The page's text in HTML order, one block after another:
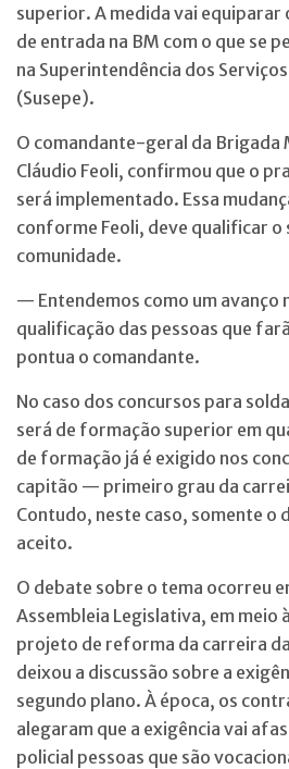
superior. A medida vai equiparar
de entrada na BM com o que se
na Superintendência dos
(Susepe).
O comandante-geral da Brigada
Cláudio Feoli, confirmou que o
será implementado. Essa
conforme Feoli, deve qualificar
comunidade.
— Entendemos como um avanço
qualificação das pessoas que
pontua o comandante.
No caso dos concursos para
será de formação superior em
de formação já é exigido nos
capitão — primeiro grau da
Contudo, neste caso, somente o
aceito.
O debate sobre o tema ocorreu
Assembleia Legislativa, em meio
projeto de reforma da carreira
deixou a discussão sobre a
segundo plano. À época, os
alegaram que a exigência vai
policial pessoas que são